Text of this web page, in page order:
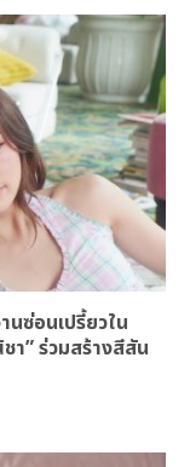
นซ่อนเปรี้ยวใน
า” ร่วมสร้างสีสัน